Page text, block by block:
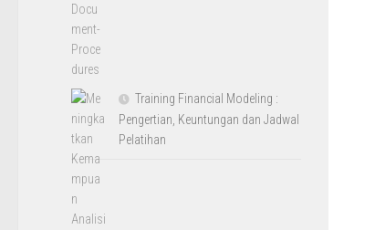
Training Financial Modeling :
Pengertian, Keuntungan dan Jadwal
Pelatihan